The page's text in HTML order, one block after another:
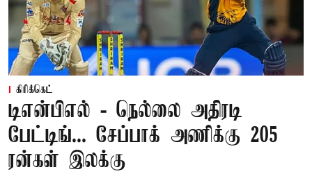
கிரிக்கெட்
டிஎன்பிஎல் - நெல்லை அதிரடி
பேட்டிங்... சேப்பாக் அணிக்கு 205
ரன்கள் இலக்கு